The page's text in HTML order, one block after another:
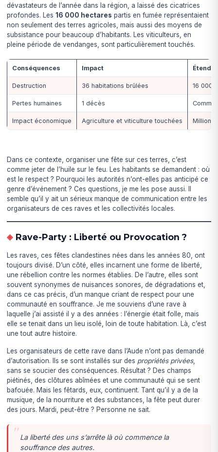
dévastateurs de l’année dans la région, a laissé des cicatrices
profondes. Les16 000 hectares partis en fumée représentaient
non seulement des terres agricoles, mais aussi des moyens de
subsistance pour beaucoup d’habitants. Les viticulteurs, en
pleine période de vendanges, sont particulièrement touchés.
Conséquences Impact
Destruction 36 habitations brûlées 16 000
Pertes humaines 1 décès
Impact économique Agriculture et viticulture touchées Millions
Dans ce contexte, organiser une fête sur ces terres, c’est
comme jeter de l’huile sur le feu. Les habitants se demandent : où
est le respect ? Pourquoi les autorités n’ont-elles pas anticipé ce
genre d’événement ? Ces questions, je me les pose aussi. Il
semble qu’il y ait un sérieux manque de communication entre les
organisateurs de ces raves et les collectivités locales.
Rave-Party : Liberté ou Provocation ?
Les raves, ces fêtes clandestines nées dans les années 80, ont
toujours divisé. D’un côté, elles incarnent une forme de liberté,
une rébellion contre les normes établies. De l’autre, elles sont
souvent synonymes de nuisances sonores, de dégradations et,
dans ce cas précis, d’un manque criant de respect pour une
communauté en souffrance. Je me souviens d’une rave à
laquelle j’ai assisté il y a des années : l’énergie était folle, mais
elle se tenait dans un lieu isolé, loin de toute habitation. Là, c’est
une tout autre histoire.
Les organisateurs de cette rave dans l’Aude n’ont pas demandé
d’autorisation. Ils se sont installés sur des propriétés privées,
sans se soucier des conséquences. Résultat ? Des champs
piétinés, des clôtures abîmées et une communauté qui se sent
bafouée. Mais les fêtards, eux, continuent. Tant qu’il y a de la
musique, de la nourriture et des substances, la fête peut durer
des jours. Mardi, peut-être ? Personne ne sait.
La liberté des uns s’arrête là où commence la
souffrance des autres.